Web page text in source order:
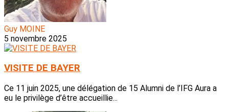
Guy MOINE
5 novembre 2025
VISITE DE BAYER
Ce 11 juin 2025, une délégation de 15 Alumni de l’IFG Aura a
eu le privilège d’être accueillie...